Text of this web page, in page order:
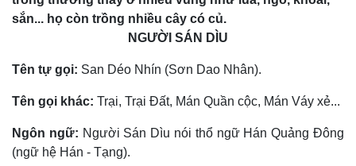
sắn... họ còn trồng nhiều cây có củ.
NGƯỜI SÁN DÌU
Tên tự gọi: San Déo Nhín (Sơn Dao Nhân).
Tên gọi khác: Trại, Trại Ðất, Mán Quần cộc, Mán Váy xẻ...
Ngôn ngữ: Người Sán Dìu nói thổ ngữ Hán Quảng Ðông
(ngữ hệ Hán - Tạng).